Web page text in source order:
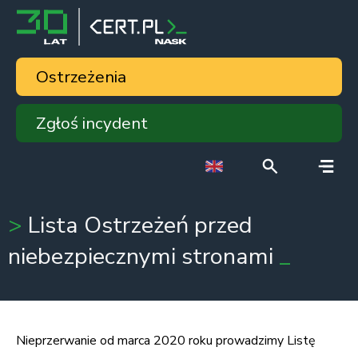
Ostrzeżenia
Zgłoś incydent
Lista Ostrzeżeń przed
niebezpiecznymi stronami
Nieprzerwanie od marca 2020 roku prowadzimy Listę